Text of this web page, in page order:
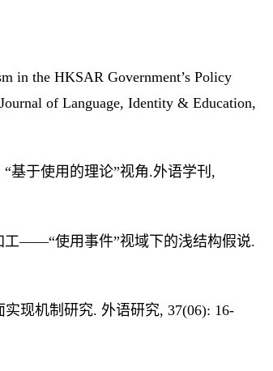
in the HKSAR Government’s Policy
of Language, Identity & Education,
基于使用的理论”视角.外语学刊,
工——“使用事件”视域下的浅结构假说.
现机制研究. 外语研究, 37(06): 16-